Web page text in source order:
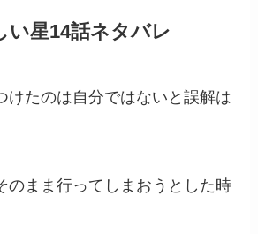
い星14話ネタバレ
けたのは自分ではないと誤解は
のまま行ってしまおうとした時